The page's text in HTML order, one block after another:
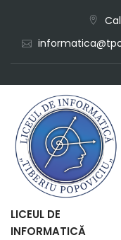
content
LICEUL DE
INFORMATICĂ